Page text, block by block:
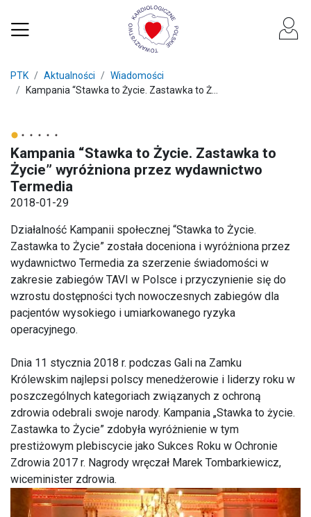
PTK Aktualności
Wiadomości
Kampania “Stawka to Życie. Zastawka to Ż...
Kampania “Stawka to Życie. Zastawka to
Życie” wyróżniona przez wydawnictwo
Termedia
2018-01-29
Działalność Kampanii społecznej “Stawka to Życie.
Zastawka to Życie” została doceniona i wyróżniona przez
wydawnictwo Termedia za szerzenie świadomości w
zakresie zabiegów TAVI w Polsce i przyczynienie się do
wzrostu dostępności tych nowoczesnych zabiegów dla
pacjentów wysokiego i umiarkowanego ryzyka
operacyjnego.
Dnia 11 stycznia 2018 r. podczas Gali na Zamku
Królewskim najlepsi polscy menedżerowie i liderzy roku w
poszczególnych kategoriach związanych z ochroną
zdrowia odebrali swoje narody. Kampania „Stawka to życie.
Zastawka to Życie” zdobyła wyróżnienie w tym
prestiżowym plebiscycie jako Sukces Roku w Ochronie
Zdrowia 2017 r. Nagrody wręczał Marek Tombarkiewicz,
wiceminister zdrowia.